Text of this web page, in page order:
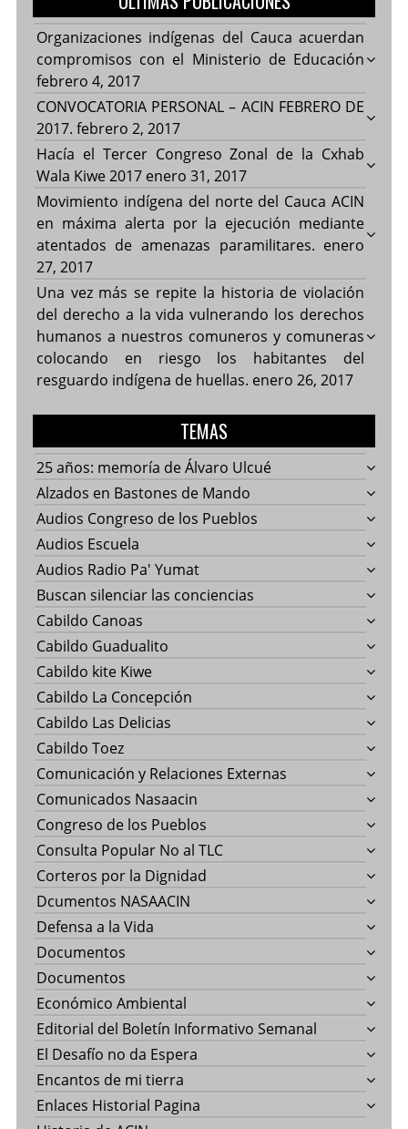
Organizaciones indígenas del Cauca acuerdan
compromisos con el Ministerio de Educación
febrero 4, 2017
CONVOCATORIA PERSONAL – ACIN FEBRERO DE
2017. febrero 2, 2017
Hacía el Tercer Congreso Zonal de la Cxhab
Wala Kiwe 2017 enero 31, 2017
Movimiento indígena del norte del Cauca ACIN
en máxima alerta por la ejecución mediante
atentados de amenazas paramilitares. enero
27, 2017
Una vez más se repite la historia de violación
del derecho a la vida vulnerando los derechos
humanos a nuestros comuneros y comuneras
colocando en riesgo los habitantes del
resguardo indígena de huellas. enero 26, 2017
TEMAS
25 años: memoría de Álvaro Ulcué
Alzados en Bastones de Mando
Audios Congreso de los Pueblos
Audios Escuela
Audios Radio Pa' Yumat
Buscan silenciar las conciencias
Cabildo Canoas
Cabildo Guadualito
Cabildo kite Kiwe
Cabildo La Concepción
Cabildo Las Delicias
Cabildo Toez
Comunicación y Relaciones Externas
Comunicados Nasaacin
Congreso de los Pueblos
Consulta Popular No al TLC
Corteros por la Dignidad
Dcumentos NASAACIN
Defensa a la Vida
Documentos
Documentos
Económico Ambiental
Editorial del Boletín Informativo Semanal
El Desafío no da Espera
Encantos de mi tierra
Enlaces Historial Pagina